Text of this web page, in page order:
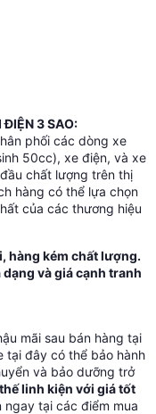
ĐIỆN 3 SAO:
phối các dòng xe
50cc), xe điện, và xe
chất lượng trên thị
hàng có thể lựa chọn
của các thương hiệu
hàng kém chất lượng.
dạng và giá cạnh tranh
mãi sau bán hàng tại
tại đây có thể bảo hành
và bảo dưỡng trở
linh kiện với giá tốt
tại các điểm mua